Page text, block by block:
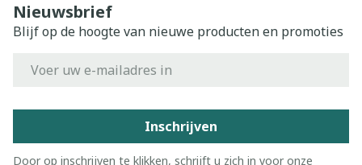
Nieuwsbrief
Blijf op de hoogte van nieuwe producten en promoties
Inschrijven
Door op inschrijven te klikken, schrijft u zich in voor onze